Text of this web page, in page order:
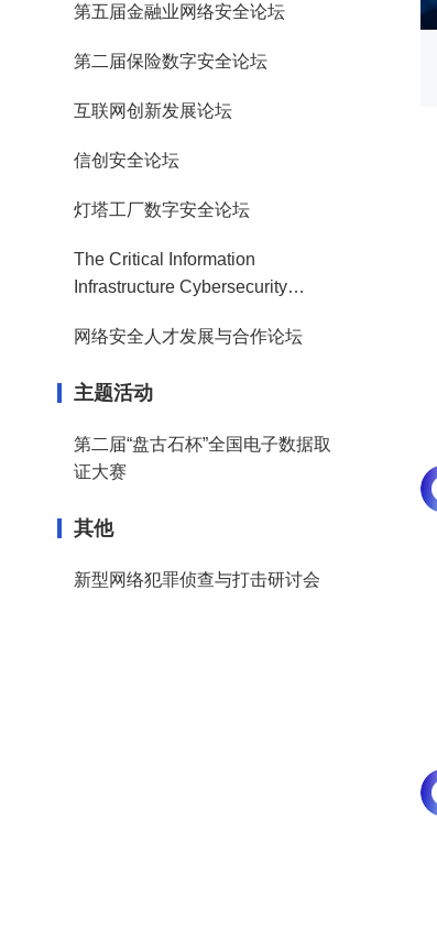
第五届金融业网络安全论坛
第二届保险数字安全论坛
互联网创新发展论坛
信创安全论坛
灯塔工厂数字安全论坛
The Critical Information
Infrastructure Cybersecurity
网络安全人才发展与合作论坛
主题活动
第二届“盘古石杯”全国电子数据取
证大赛
其他
新型网络犯罪侦查与打击研讨会